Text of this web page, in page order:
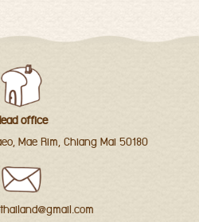
office
Mae Rim, Chiang Mai 50180